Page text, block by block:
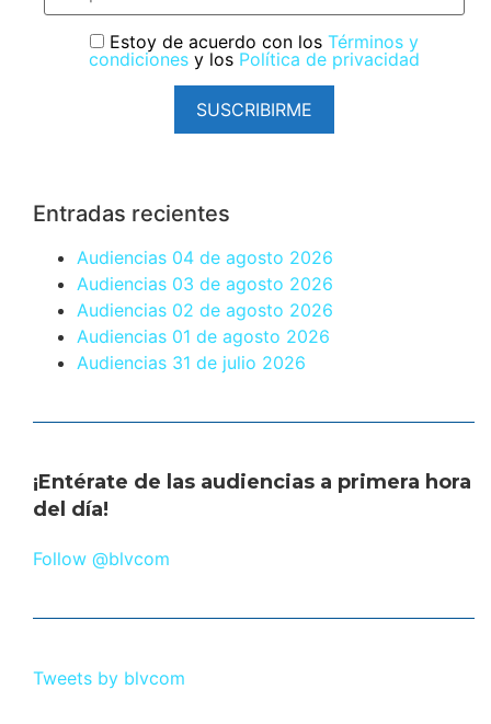
Estoy de acuerdo con los Términos y
condicionesy los Política de privacidad
SUSCRIBIRME
Entradas recientes
Audiencias 04 de agosto 2026
Audiencias 03 de agosto 2026
Audiencias 02 de agosto 2026
Audiencias 01 de agosto 2026
Audiencias 31 de julio 2026
¡Entérate de las audiencias a primera hora
del día!
Follow @blvcom
Tweets by blvcom